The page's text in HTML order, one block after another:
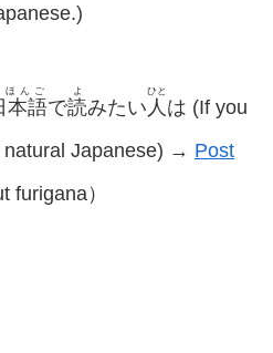
本語
ほんご
で読
よ
みたい 人
ひと
は (If you
Japanese) → Post
furigana）